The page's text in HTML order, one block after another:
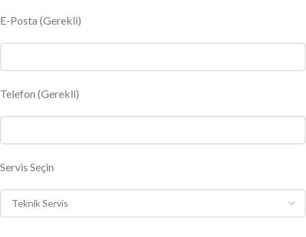
E-Posta (Gerekli)
Telefon (Gerekli)
Servis Seçin